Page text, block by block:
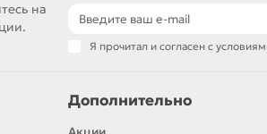
на
Я прочитал и согласен с
Дополнительно